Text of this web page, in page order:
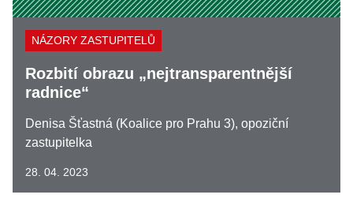
NÁZORY ZASTUPITELŮ
Rozbití obrazu „nejtransparentnější
radnice“
Denisa Šťastná (Koalice pro Prahu 3), opoziční
zastupitelka
28. 04. 2023